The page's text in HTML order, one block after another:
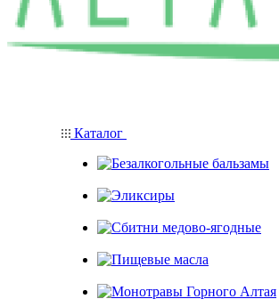
Каталог